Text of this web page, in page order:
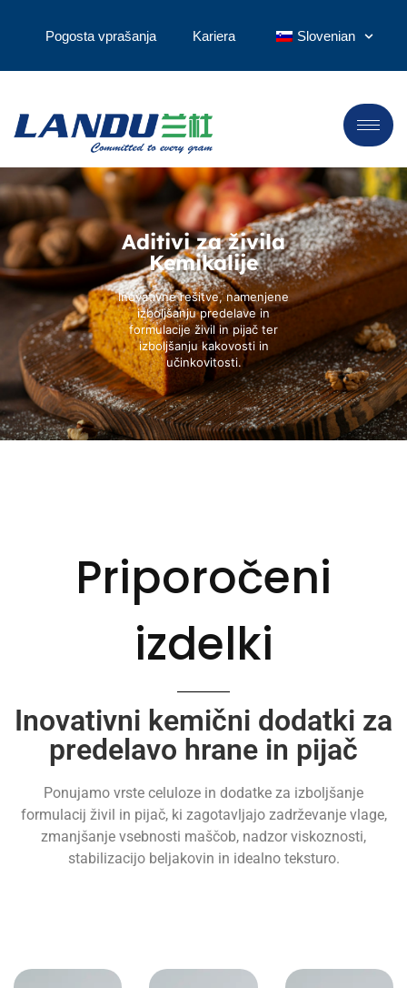
Pogosta vprašanja Kariera Slovenian
Aditivi za živila
Kemikalije
Inovativne rešitve, namenjene
izboljšanju predelave in
formulacije živil in pijač ter
izboljšanju kakovosti in
učinkovitosti.
Priporočeni
izdelki
Inovativni kemični dodatki za
predelavo hrane in pijač
Ponujamo vrste celuloze in dodatke za izboljšanje
formulacij živil in pijač, ki zagotavljajo zadrževanje vlage,
zmanjšanje vsebnosti maščob, nadzor viskoznosti,
stabilizacijo beljakovin in idealno teksturo.